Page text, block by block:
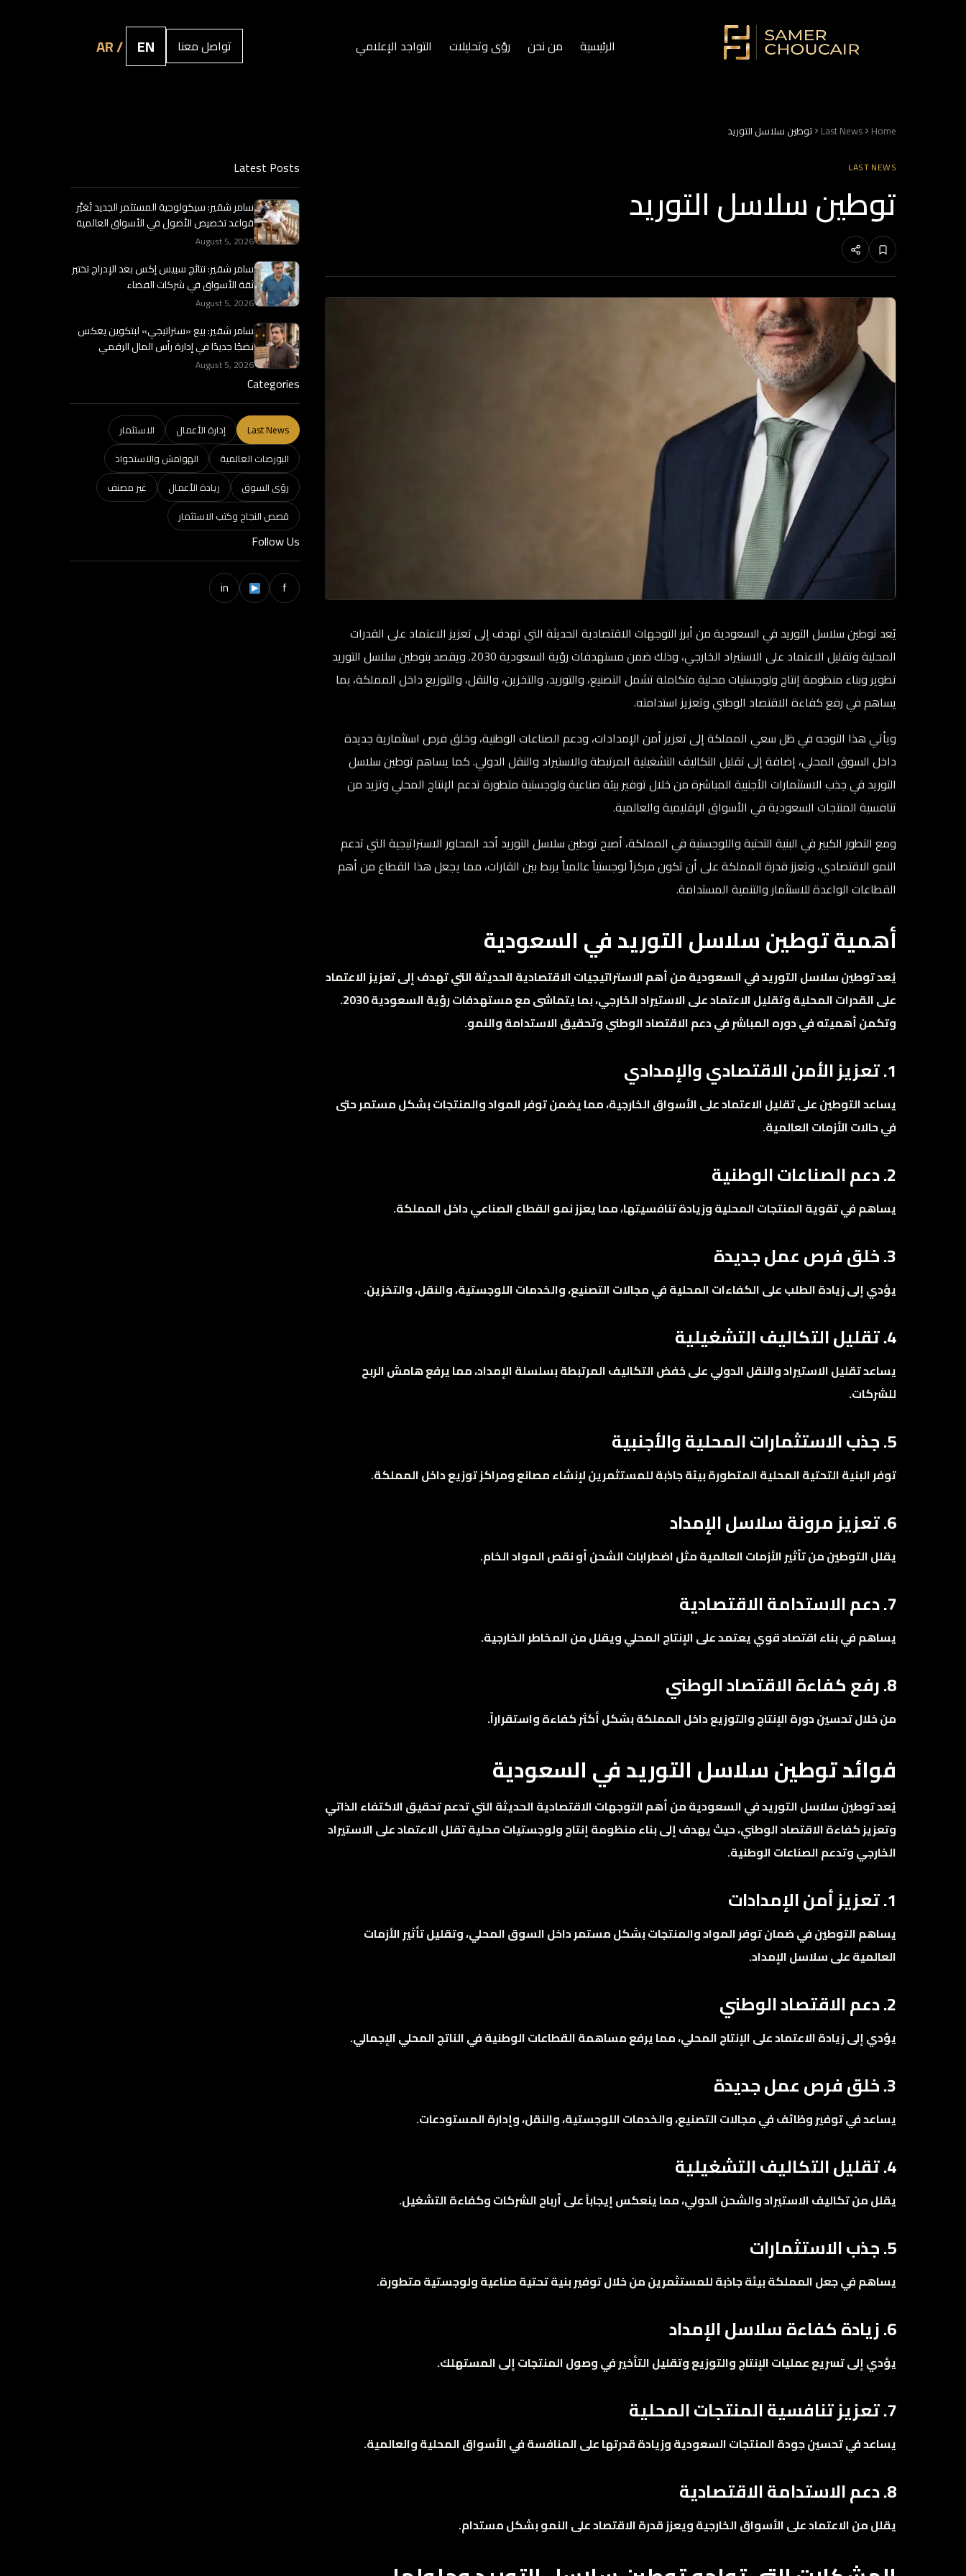
الرئيسية من نحن رؤى وتحليلات التواجد الإعلامي تواصل معنا AR / EN
Home
Last News توطين سلاسل التوريد
LAST NEWS
توطين سلاسل التوريد
يُعد توطين سلاسل التوريد في السعودية من أبرز التوجهات الاقتصادية الحديثة التي تهدف إلى تعزيز الاعتماد على القدرات
المحلية وتقليل الاعتماد على الاستيراد الخارجي، وذلك ضمن مستهدفات رؤية السعودية 2030. ويقصد بتوطين سلاسل التوريد
تطوير وبناء منظومة إنتاج ولوجستيات محلية متكاملة تشمل التصنيع، والتوريد، والتخزين، والنقل، والتوزيع داخل المملكة، بما
يساهم في رفع كفاءة الاقتصاد الوطني وتعزيز استدامته.
ويأتي هذا التوجه في ظل سعي المملكة إلى تعزيز أمن الإمدادات، ودعم الصناعات الوطنية، وخلق فرص استثمارية جديدة
داخل السوق المحلي، إضافة إلى تقليل التكاليف التشغيلية المرتبطة والاستيراد والنقل الدولي. كما يساهم توطين سلاسل
التوريد في جذب الاستثمارات الأجنبية المباشرة من خلال توفير بيئة صناعية ولوجستية متطورة تدعم الإنتاج المحلي وتزيد من
تنافسية المنتجات السعودية في الأسواق الإقليمية والعالمية.
ومع التطور الكبير في البنية التحتية واللوجستية في المملكة، أصبح توطين سلاسل التوريد أحد المحاور الاستراتيجية التي تدعم
النمو الاقتصادي، وتعزز قدرة المملكة على أن تكون مركزاً لوجستياً عالمياً يربط بين القارات، مما يجعل هذا القطاع من أهم
القطاعات الواعدة للاستثمار والتنمية المستدامة.
أهمية توطين سلاسل التوريد في السعودية
يُعد توطين سلاسل التوريد في السعودية من أهم الاستراتيجيات الاقتصادية الحديثة التي تهدف إلى تعزيز الاعتماد
على القدرات المحلية وتقليل الاعتماد على الاستيراد الخارجي، بما يتماشى مع مستهدفات رؤية السعودية 2030.
وتكمن أهميته في دوره المباشر في دعم الاقتصاد الوطني وتحقيق الاستدامة والنمو.
1. تعزيز الأمن الاقتصادي والإمدادي
يساعد التوطين على تقليل الاعتماد على الأسواق الخارجية، مما يضمن توفر المواد والمنتجات بشكل مستمر حتى
في حالات الأزمات العالمية.
2. دعم الصناعات الوطنية
يساهم في تقوية المنتجات المحلية وزيادة تنافسيتها، مما يعزز نمو القطاع الصناعي داخل المملكة.
3. خلق فرص عمل جديدة
يؤدي إلى زيادة الطلب على الكفاءات المحلية في مجالات التصنيع، والخدمات اللوجستية، والنقل، والتخزين.
4. تقليل التكاليف التشغيلية
يساعد تقليل الاستيراد والنقل الدولي على خفض التكاليف المرتبطة بسلسلة الإمداد، مما يرفع هامش الربح
للشركات.
5. جذب الاستثمارات المحلية والأجنبية
توفر البنية التحتية المحلية المتطورة بيئة جاذبة للمستثمرين لإنشاء مصانع ومراكز توزيع داخل المملكة.
6. تعزيز مرونة سلاسل الإمداد
يقلل التوطين من تأثير الأزمات العالمية مثل اضطرابات الشحن أو نقص المواد الخام.
7. دعم الاستدامة الاقتصادية
يساهم في بناء اقتصاد قوي يعتمد على الإنتاج المحلي ويقلل من المخاطر الخارجية.
8. رفع كفاءة الاقتصاد الوطني
من خلال تحسين دورة الإنتاج والتوزيع داخل المملكة بشكل أكثر كفاءة واستقراراً.
فوائد توطين سلاسل التوريد في السعودية
يُعد توطين سلاسل التوريد في السعودية من أهم التوجهات الاقتصادية الحديثة التي تدعم تحقيق الاكتفاء الذاتي
وتعزيز كفاءة الاقتصاد الوطني، حيث يهدف إلى بناء منظومة إنتاج ولوجستيات محلية تقلل الاعتماد على الاستيراد
الخارجي وتدعم الصناعات الوطنية.
1. تعزيز أمن الإمدادات
يساهم التوطين في ضمان توفر المواد والمنتجات بشكل مستمر داخل السوق المحلي، وتقليل تأثير الأزمات
العالمية على سلاسل الإمداد.
2. دعم الاقتصاد الوطني
يؤدي إلى زيادة الاعتماد على الإنتاج المحلي، مما يرفع مساهمة القطاعات الوطنية في الناتج المحلي الإجمالي.
3. خلق فرص عمل جديدة
يساعد في توفير وظائف في مجالات التصنيع، والخدمات اللوجستية، والنقل، وإدارة المستودعات.
4. تقليل التكاليف التشغيلية
يقلل من تكاليف الاستيراد والشحن الدولي، مما ينعكس إيجاباً على أرباح الشركات وكفاءة التشغيل.
5. جذب الاستثمارات
يساهم في جعل المملكة بيئة جاذبة للمستثمرين من خلال توفير بنية تحتية صناعية ولوجستية متطورة.
6. زيادة كفاءة سلاسل الإمداد
يؤدي إلى تسريع عمليات الإنتاج والتوزيع وتقليل التأخير في وصول المنتجات إلى المستهلك.
7. تعزيز تنافسية المنتجات المحلية
يساعد في تحسين جودة المنتجات السعودية وزيادة قدرتها على المنافسة في الأسواق المحلية والعالمية.
8. دعم الاستدامة الاقتصادية
يقلل من الاعتماد على الأسواق الخارجية ويعزز قدرة الاقتصاد على النمو بشكل مستدام.
Latest Posts
سامر شقير: سيكولوجية المستثمر الجديد تُغيِّر
قواعد تخصيص الأصول في الأسواق العالمية
August 5, 2026
سامر شقير: نتائج سبيس إكس بعد الإدراج تختبر
ثقة الأسواق في شركات الفضاء
August 5, 2026
سامر شقير: بيع «ستراتيجي» لبتكوين يعكس
نضجًا جديدًا في إدارة رأس المال الرقمي
August 5, 2026
Categories
Last News إدارة الأعمال
الاستثمار
البورصات العالمية
الهوامش والاستحواذ
رؤى السوق
ريادة الأعمال
غير مصنف
قصص النجاح وكتب الاستثمار
Follow Us
f
in